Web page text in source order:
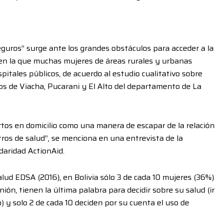
surge ante los grandes obstáculos para acceder a la
la que muchas mujeres de áreas rurales y urbanas
públicos, de acuerdo al estudio cualitativo sobre
de Viacha, Pucarani y El Alto del departamento de La
en domicilio como una manera de escapar de la relación
de salud”, se menciona en una entrevista de la
ActionAid.
EDSA (2016), en Bolivia sólo 3 de cada 10 mujeres (36%)
tienen la última palabra para decidir sobre su salud (ir
solo 2 de cada 10 deciden por su cuenta el uso de